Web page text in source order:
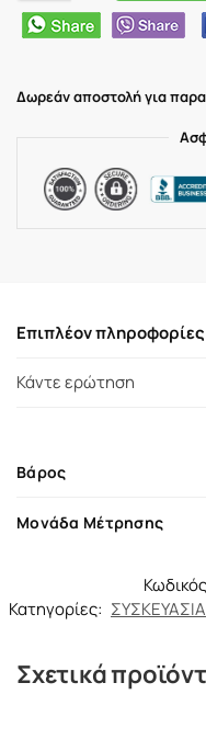
Δωρεάν αποστολή για
Επιπλέον πληροφορίες
Κάντε ερώτηση
Βάρος
Μονάδα Μέτρησης
Κατηγορίες: ΣΥΣΚΕΥΑΣΙΑ
Σχετικά